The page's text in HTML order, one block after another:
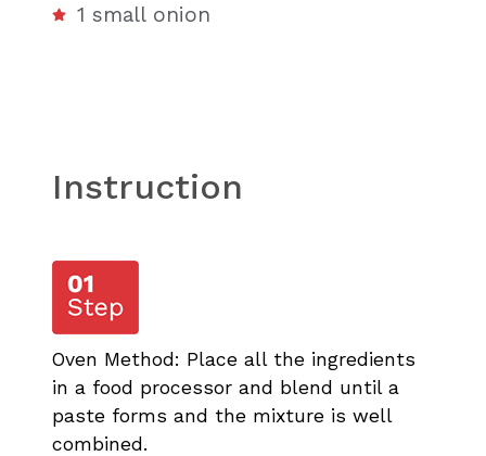
1 small onion
Instruction
Oven Method: Place all the ingredients
in a food processor and blend until a
paste forms and the mixture is well
combined.